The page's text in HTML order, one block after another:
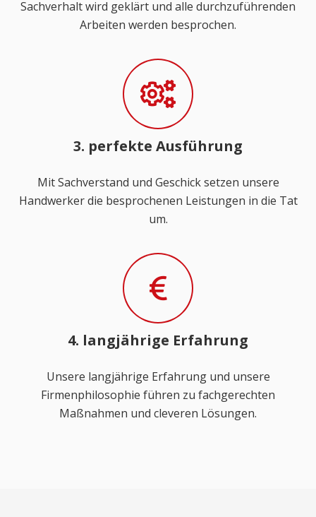
Sachverhalt wird geklärt und alle durchzuführenden
Arbeiten werden besprochen.
3. perfekte Ausführung
Mit Sachverstand und Geschick setzen unsere
Handwerker die besprochenen Leistungen in die Tat
um.
4. langjährige Erfahrung
Unsere langjährige Erfahrung und unsere
Firmenphilosophie führen zu fachgerechten
Maßnahmen und cleveren Lösungen.